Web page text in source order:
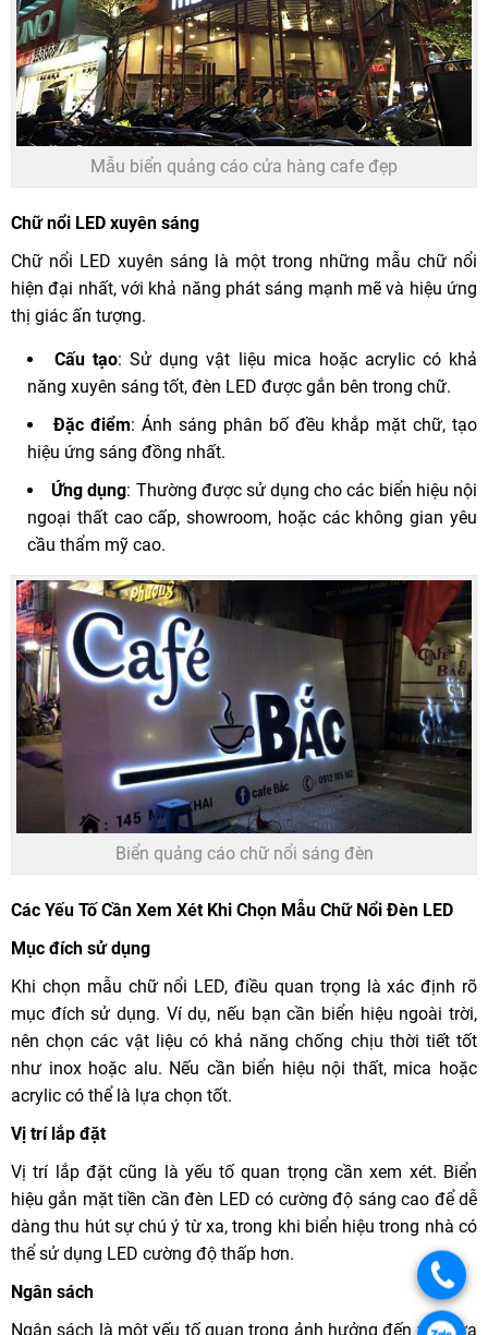
Mẫu biển quảng cáo cửa hàng cafe đẹp
Chữ nổi LED xuyên sáng
Chữ nổi LED xuyên sáng là một trong những mẫu chữ nổi
hiện đại nhất, với khả năng phát sáng mạnh mẽ và hiệu ứng
thị giác ấn tượng.
Cấu tạo: Sử dụng vật liệu mica hoặc acrylic có khả
năng xuyên sáng tốt, đèn LED được gắn bên trong chữ.
Đặc điểm: Ánh sáng phân bố đều khắp mặt chữ, tạo
hiệu ứng sáng đồng nhất.
Ứng dụng: Thường được sử dụng cho các biển hiệu nội
ngoại thất cao cấp, showroom, hoặc các không gian yêu
cầu thẩm mỹ cao.
Biển quảng cáo chữ nổi sáng đèn
Các Yếu Tố Cần Xem Xét Khi Chọn Mẫu Chữ Nổi Đèn LED
Mục đích sử dụng
Khi chọn mẫu chữ nổi LED, điều quan trọng là xác định rõ
mục đích sử dụng. Ví dụ, nếu bạn cần biển hiệu ngoài trời,
nên chọn các vật liệu có khả năng chống chịu thời tiết tốt
như inox hoặc alu. Nếu cần biển hiệu nội thất, mica hoặc
acrylic có thể là lựa chọn tốt.
Vị trí lắp đặt
Vị trí lắp đặt cũng là yếu tố quan trọng cần xem xét. Biển
hiệu gắn mặt tiền cần đèn LED có cường độ sáng cao để dễ
dàng thu hút sự chú ý từ xa, trong khi biển hiệu trong nhà có
thể sử dụng LED cường độ thấp hơn.
Ngân sách
Ngân sách là một yếu tố quan trọng ảnh hưởng đến việc lựa